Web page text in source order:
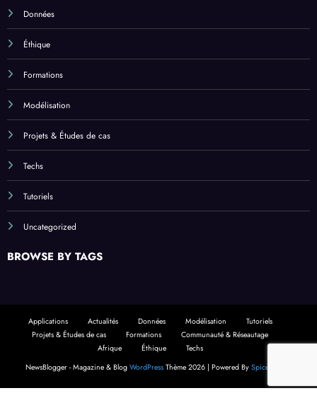
Données
Éthique
Formations
Modélisation
Projets & Études de cas
Techs
Tutoriels
Uncategorized
BROWSE BY TAGS
Applications Actualités Données Modélisation
Tutoriels
Projets & Études de cas
Formations
Communauté & Réseautage
Afrique
Éthique
Techs
NewsBlogger - Magazine & Blog WordPress Thème 2026 | Powered By SpiceThemes